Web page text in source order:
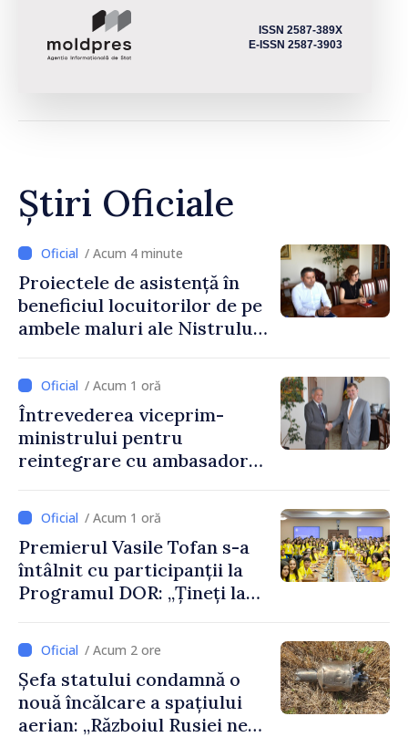
ISSN 2587-389X
E-ISSN 2587-3903
Știri Oficiale
/ Acum 4 minute
Proiectele de asistență în
beneficiul locuitorilor de pe
ambele maluri ale Nistrului
viceprim-ministrului cu
reprezentanta rezidentă a
PNUD în Republica Moldova,
Daniela Gasparikova
/ Acum 1 oră
Întrevederea viceprim-
ministrului pentru
reintegrare cu ambasadorul
Moldova
/ Acum 1 oră
Premierul Vasile Tofan s-a
întâlnit cu participanții la
Programul DOR: „Țineți la
feriți de încercări și greșeli –
doar astfel puteți reuși”
/ Acum 2 ore
Șefa statului condamnă o
nouă încălcare a spațiului
aerian: „Războiul Rusiei ne